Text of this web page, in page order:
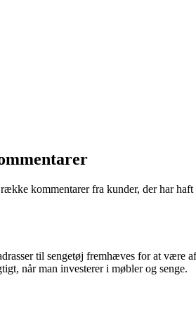
kommentarer fra kunder, der har
til sengetøj fremhæves for at være
når man investerer i møbler og senge.